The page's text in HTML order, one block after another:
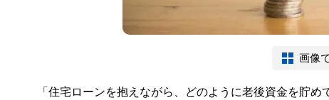
画像
「住宅ローンを抱えながら、どのように老後資金を貯